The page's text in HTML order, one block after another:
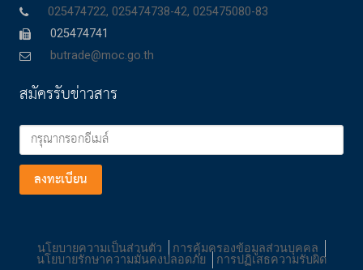
025474722, 025474738-42, 025475080-83
025474741
butrade@moc.go.th
สมัครรับข่าวสาร
ลงทะเบียน
นโยบายความเป็นส่วนตัว การคุ้มครองข้อมูลส่วนบุคคล
นโยบายรักษาความมั่นคงปลอดภัย การปฏิเสธความรับผิด